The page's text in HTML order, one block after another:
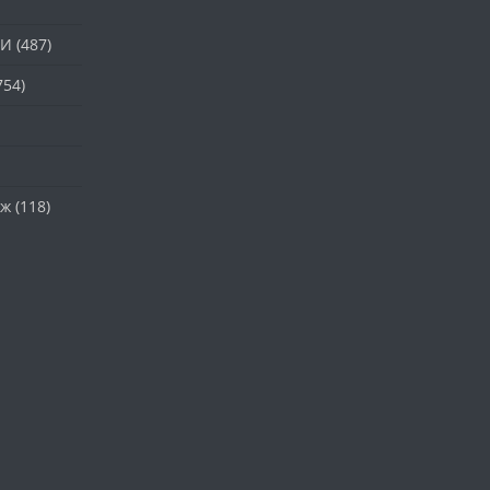
(487)
(118)